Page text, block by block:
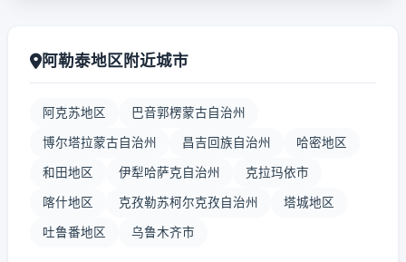
阿勒泰地区附近城市
阿克苏地区 巴音郭楞蒙古自治州
博尔塔拉蒙古自治州 昌吉回族自治州 哈密地区
和田地区 伊犁哈萨克自治州 克拉玛依市
喀什地区 克孜勒苏柯尔克孜自治州 塔城地区
吐鲁番地区 乌鲁木齐市